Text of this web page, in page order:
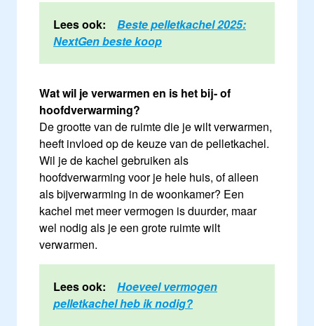
Lees ook: Beste pelletkachel 2025:
NextGen beste koop
Wat wil je verwarmen en is het bij- of
hoofdverwarming?
De grootte van de ruimte die je wilt verwarmen,
heeft invloed op de keuze van de pelletkachel.
Wil je de kachel gebruiken als
hoofdverwarming voor je hele huis, of alleen
als bijverwarming in de woonkamer? Een
kachel met meer vermogen is duurder, maar
wel nodig als je een grote ruimte wilt
verwarmen.
Lees ook: Hoeveel vermogen
pelletkachel heb ik nodig?